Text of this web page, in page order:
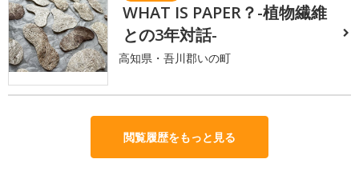
WHAT IS PAPER？-植物繊維
との3年対話-
高知県・吾川郡いの町
閲覧履歴をもっと見る